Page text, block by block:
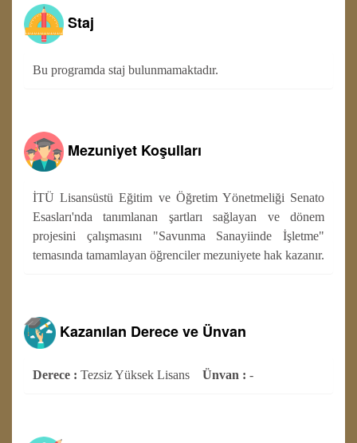
Staj
Bu programda staj bulunmamaktadır.
Mezuniyet Koşulları
İTÜ Lisansüstü Eğitim ve Öğretim Yönetmeliği Senato
Esasları'nda tanımlanan şartları sağlayan ve dönem
projesini çalışmasını "Savunma Sanayiinde İşletme"
temasında tamamlayan öğrenciler mezuniyete hak kazanır.
Kazanılan Derece ve Ünvan
Derece : Tezsiz Yüksek Lisans Ünvan : -